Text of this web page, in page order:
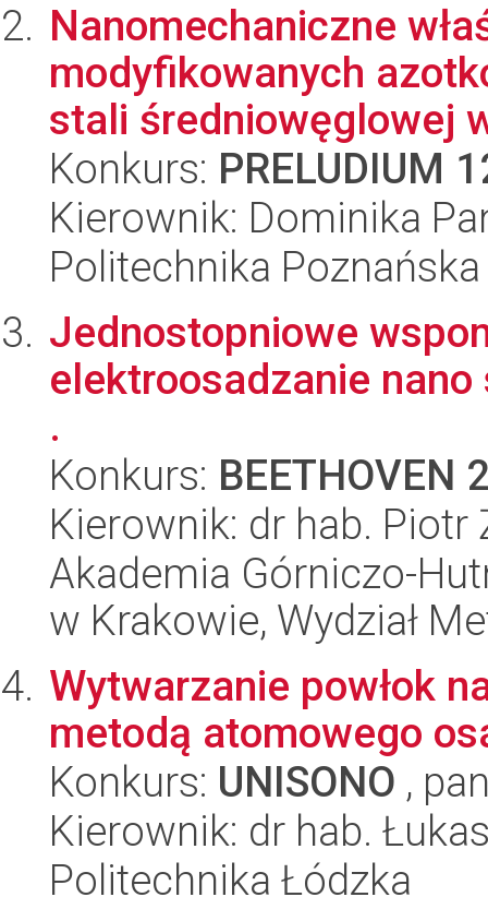
Nanomechaniczne
modyfikowanych
stali średniowęglowej
Konkurs: PRELUDIUM
Kierownik: Dominika
Politechnika Poznańska
Jednostopniowe
elektroosadzanie
.
Konkurs: BEETHOVEN
Kierownik: dr hab. Piotr
Akademia Górniczo-
w Krakowie, Wydział
Wytwarzanie powłok
metodą atomowego
Konkurs: UNISONO ,
Kierownik: dr hab.
Politechnika Łódzka